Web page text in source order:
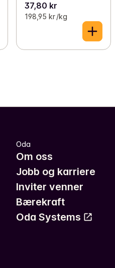
37,80 kr
198,95 kr /kg
Oda
Om oss
Jobb og karriere
Inviter venner
Bærekraft
Oda Systems